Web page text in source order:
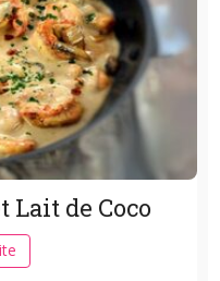
Lait de Coco